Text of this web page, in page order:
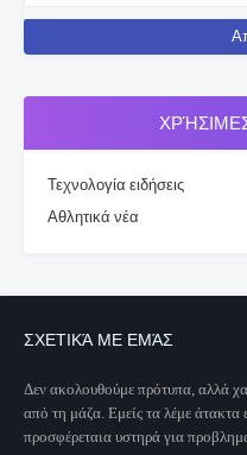
Τεχνολογία ειδήσεις
Αθλητικά νέα
ΣΧΕΤΙΚΆ ΜΕ ΕΜΆΣ
Δεν ακολουθούμε πρότυπα, αλλά
από τη μάζα. Εμείς τα λέμε άτακτα
προσφέρεταια υστηρά για